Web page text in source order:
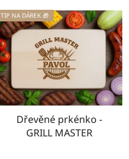
TIP NA DÁREK 🎁
Dřevěné prkénko -
GRILL MASTER